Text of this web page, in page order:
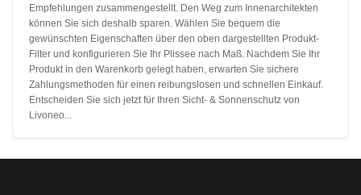
Empfehlungen zusammengestellt. Den Weg zum Innenarchitekten
können Sie sich deshalb sparen. Wählen Sie bequem die
gewünschten Eigenschaften über den oben dargestellten Produkt-
Filter und konfigurieren Sie Ihr Plissee nach Maß. Nachdem Sie Ihr
Produkt in den Warenkorb gelegt haben, erwarten Sie sichere
Zahlungsmethoden für einen reibungslosen und schnellen Einkauf.
Entscheiden Sie sich jetzt für Ihren Sicht- & Sonnenschutz von
Livoneo...